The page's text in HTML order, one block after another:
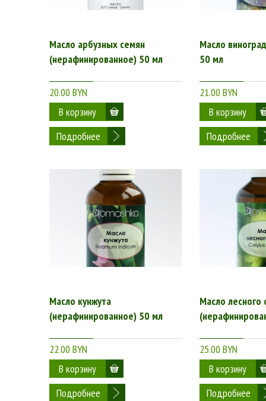
Масло арбузных семян
(нерафинированное) 50 мл
20.00 BYN
Подробнее
Масло
50 мл
21.00 BYN
Подробнее
Масло кунжута
(нерафинированное) 50 мл
22.00 BYN
Подробнее
Масло лесного
25.00 BYN
Подробнее